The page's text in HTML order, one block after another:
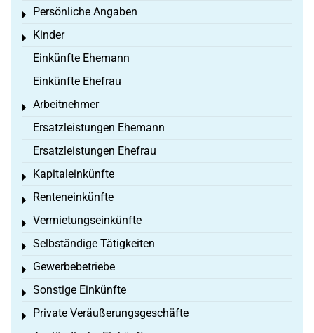
Persönliche Angaben
Toggle menu
Kinder
Toggle menu
Einkünfte Ehemann
Einkünfte Ehefrau
Arbeitnehmer
Toggle menu
Ersatzleistungen Ehemann
Ersatzleistungen Ehefrau
Kapitaleinkünfte
Toggle menu
Renteneinkünfte
Toggle menu
Vermietungseinkünfte
Toggle menu
Selbständige Tätigkeiten
Toggle menu
Gewerbebetriebe
Toggle menu
Sonstige Einkünfte
Toggle menu
Private Veräußerungsgeschäfte
Toggle menu